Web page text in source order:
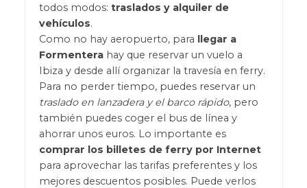
todos modos: traslados y alquiler de
vehículos.
Como no hay aeropuerto, para llegar a
Formenterahay que reservar un vuelo a
Ibiza y desde allí organizar la travesía en ferry.
Para no perder tiempo, puedes reservar un
traslado en lanzadera y el barco rápido, pero
también puedes coger el bus de línea y
ahorrar unos euros. Lo importante es
comprar los billetes de ferry por Internet
para aprovechar las tarifas preferentes y los
mejores descuentos posibles. Puede verlos